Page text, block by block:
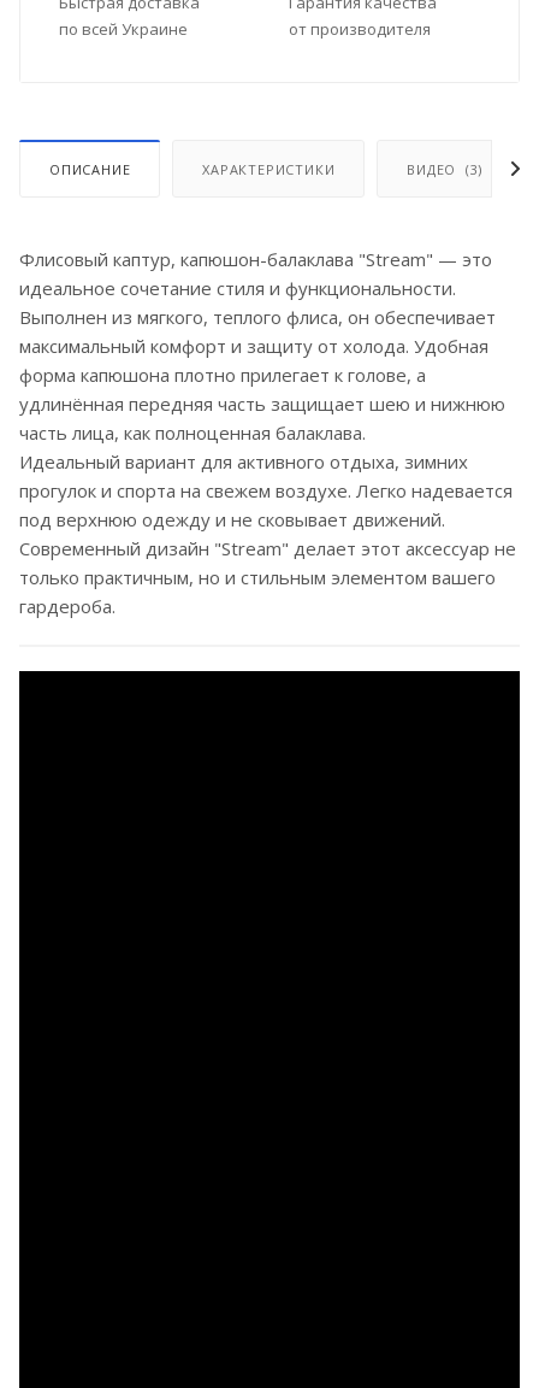
по всей Украине
от производителя
ОПИСАНИЕ ХАРАКТЕРИСТИКИ ВИДЕО (3)
Флисовый каптур, капюшон-балаклава "Stream" — это
идеальное сочетание стиля и функциональности.
Выполнен из мягкого, теплого флиса, он обеспечивает
максимальный комфорт и защиту от холода. Удобная
форма капюшона плотно прилегает к голове, а
удлинённая передняя часть защищает шею и нижнюю
часть лица, как полноценная балаклава.
Идеальный вариант для активного отдыха, зимних
прогулок и спорта на свежем воздухе. Легко надевается
под верхнюю одежду и не сковывает движений.
Современный дизайн "Stream" делает этот аксессуар не
только практичным, но и стильным элементом вашего
гардероба.